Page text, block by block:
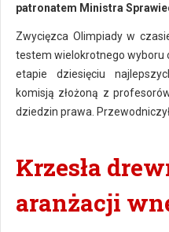
patronatem Ministra
Zwycięzca Olimpiady w
testem wielokrotnego wyboru
etapie dziesięciu
komisją złożoną z
dziedzin prawa.
Krzesła
aranżacji